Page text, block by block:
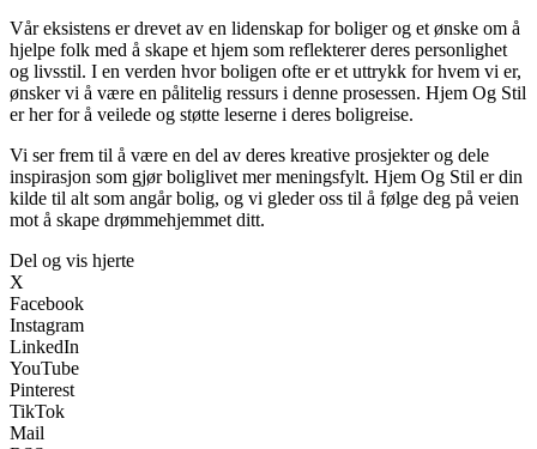
Vår eksistens er drevet av en lidenskap for boliger og et ønske om å
hjelpe folk med å skape et hjem som reflekterer deres personlighet
og livsstil. I en verden hvor boligen ofte er et uttrykk for hvem vi er,
ønsker vi å være en pålitelig ressurs i denne prosessen. Hjem Og Stil
er her for å veilede og støtte leserne i deres boligreise.
Vi ser frem til å være en del av deres kreative prosjekter og dele
inspirasjon som gjør boliglivet mer meningsfylt. Hjem Og Stil er din
kilde til alt som angår bolig, og vi gleder oss til å følge deg på veien
mot å skape drømmehjemmet ditt.
Del og vis hjerte
X
Facebook
Instagram
LinkedIn
YouTube
Pinterest
TikTok
Mail